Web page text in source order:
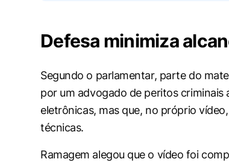
Defesa minimiza
Segundo o parlamentar, parte do
por um advogado de peritos criminais
eletrônicas, mas que, no próprio
técnicas.
Ramagem alegou que o vídeo foi